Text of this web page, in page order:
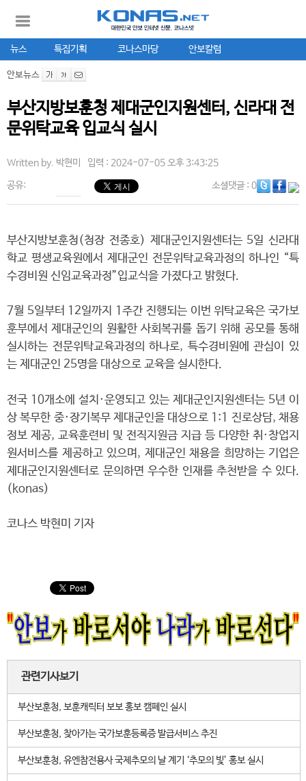
뉴스 특집기획 코나스마당 안보칼럼
안보뉴스
부산지방보훈청 제대군인지원센터, 신라대 전
문위탁교육 입교식 실시
Written by. 박현미 입력 : 2024-07-05 오후 3:43:25
공유: 소셜댓글: 0
부산지방보훈청(청장 전종호) 제대군인지원센터는 5일 신라대
학교 평생교육원에서 제대군인 전문위탁교육과정의 하나인 “특
수경비원 신임교육과정”입교식을 가졌다고 밝혔다.
7월 5일부터 12일까지 1주간 진행되는 이번 위탁교육은 국가보
훈부에서 제대군인의 원활한 사회복귀를 돕기 위해 공모를 통해
실시하는 전문위탁교육과정의 하나로, 특수경비원에 관심이 있
는 제대군인 25명을 대상으로 교육을 실시한다.
전국 10개소에 설치·운영되고 있는 제대군인지원센터는 5년 이
상 복무한 중·장기복무 제대군인을 대상으로 1:1 진로상담, 채용
정보 제공, 교육훈련비 및 전직지원금 지급 등 다양한 취·창업지
원서비스를 제공하고 있으며, 제대군인 채용을 희망하는 기업은
제대군인지원센터로 문의하면 우수한 인재를 추천받을 수 있다.
(konas)
코나스 박현미 기자
관련기사보기
부산보훈청, 보훈캐릭터 보보 홍보 캠페인 실시
부산보훈청, 찾아가는 국가보훈등록증 발급서비스 추진
부산보훈청, 유엔참전용사 국제추모의 날 계기 ‘추모의 빛’ 홍보 실시